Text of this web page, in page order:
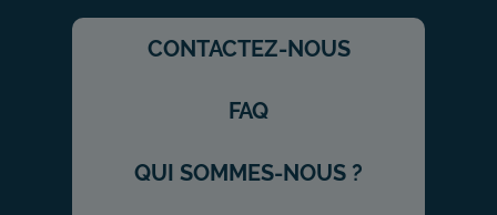
CONTACTEZ-NOUS
FAQ
QUI SOMMES-NOUS ?